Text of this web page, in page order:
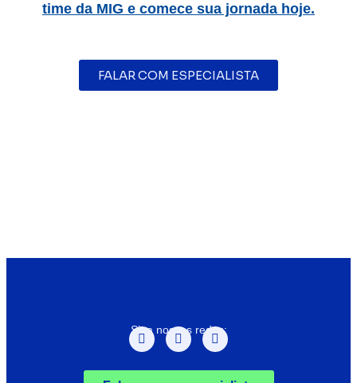
time da MIG e comece sua jornada hoje.
FALAR COM ESPECIALISTA
Siga nossas redes: